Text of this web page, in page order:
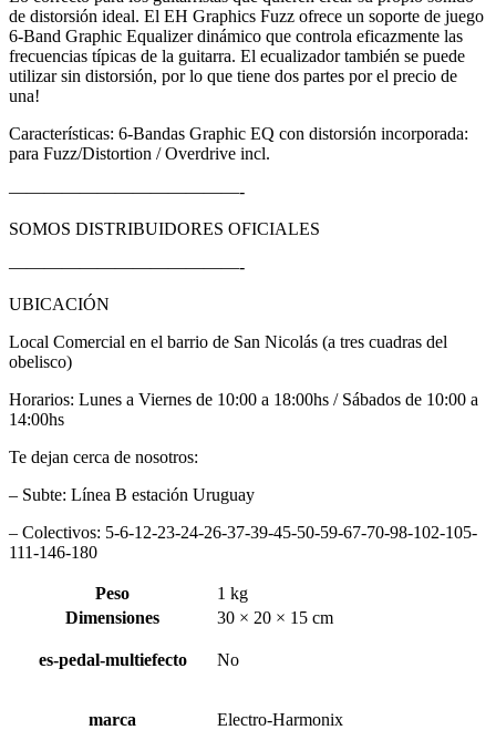
de distorsión ideal. El EH Graphics Fuzz ofrece un soporte de juego
6-Band Graphic Equalizer dinámico que controla eficazmente las
frecuencias típicas de la guitarra. El ecualizador también se puede
utilizar sin distorsión, por lo que tiene dos partes por el precio de
una!
Características: 6-Bandas Graphic EQ con distorsión incorporada:
para Fuzz/Distortion / Overdrive incl.
—————————————-
SOMOS DISTRIBUIDORES OFICIALES
—————————————-
UBICACIÓN
Local Comercial en el barrio de San Nicolás (a tres cuadras del
obelisco)
Horarios: Lunes a Viernes de 10:00 a 18:00hs / Sábados de 10:00 a
14:00hs
Te dejan cerca de nosotros:
– Subte: Línea B estación Uruguay
– Colectivos: 5-6-12-23-24-26-37-39-45-50-59-67-70-98-102-105-
111-146-180
Peso
1 kg
Dimensiones
30 × 20 × 15 cm
es-pedal-multiefecto No
marca Electro-Harmonix